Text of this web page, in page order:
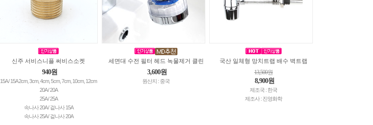
신주 서비스니플 써비스소켓
940원
15A / 15A 2cm, 3cm, 4cm, 5cm, 7cm, 10cm, 12cm
20A / 20A
25A / 25A
속나사 20A / 겉나사 15A
속나사 25A / 겉나사 20A
세면대 수전 필터 헤드 녹물제거 클린
3,600원
원산지 : 중국
국산 일체형 망치트랩 배수 벽트랩
13,500원
8,900원
제조국 : 한국
제조사 : 진영화학